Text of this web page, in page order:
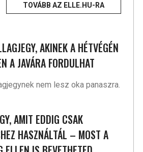
TOVÁBB AZ ELLE.HU-RA
AKINEK A HÉTVÉGÉN
A JAVÁRA FORDULHAT
nem lesz oka panaszra.
AMIT EDDIG CSAK
HASZNÁLTÁL – MOST A